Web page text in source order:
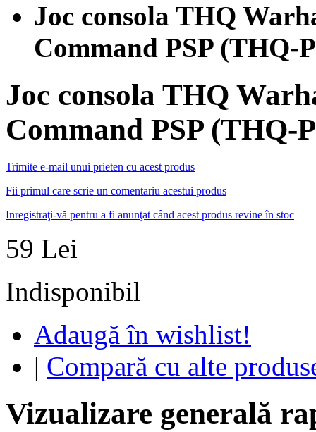
Joc consola THQ
Command PSP (THQ-
Joc consola THQ
Command PSP (THQ-
Trimite e-mail unui prieten cu acest produs
Fii primul care scrie un comentariu acestui produs
Inregistraţi-vă pentru a fi anunţat când acest produs revine în stoc
59 Lei
Indisponibil
Adaugă în wishlist!
| Compară cu alte
Vizualizare generală